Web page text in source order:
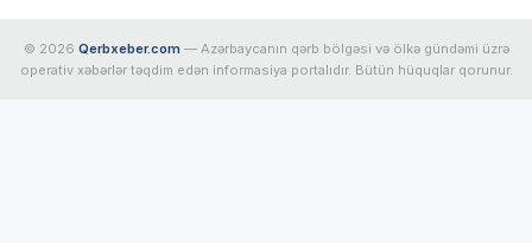
© 2026 Qerbxeber.com — Azərbaycanın qərb bölgəsi və ölkə gündəmi üzrə
operativ xəbərlər təqdim edən informasiya portalıdır. Bütün hüquqlar qorunur.